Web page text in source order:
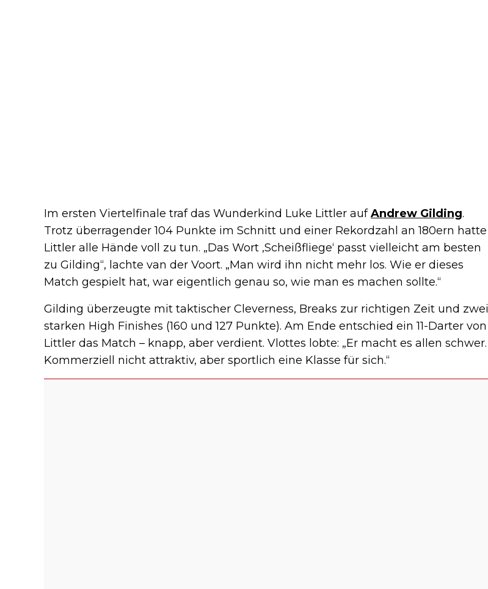
Im ersten Viertelfinale traf das Wunderkind Luke Littler aufAndrew Gilding.
Trotz überragender 104 Punkte im Schnitt und einer Rekordzahl an 180ern hatte
Littler alle Hände voll zu tun. „Das Wort ‚Scheißfliege‘ passt vielleicht am besten
zu Gilding“, lachte van der Voort. „Man wird ihn nicht mehr los. Wie er dieses
Match gespielt hat, war eigentlich genau so, wie man es machen sollte.“
Gilding überzeugte mit taktischer Cleverness, Breaks zur richtigen Zeit und zwei
starken High Finishes (160 und 127 Punkte). Am Ende entschied ein 11-Darter von
Littler das Match – knapp, aber verdient. Vlottes lobte: „Er macht es allen schwer.
Kommerziell nicht attraktiv, aber sportlich eine Klasse für sich.“